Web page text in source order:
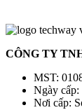
CÔNG TY
MST:
Ngày cấp:
Nơi cấp: